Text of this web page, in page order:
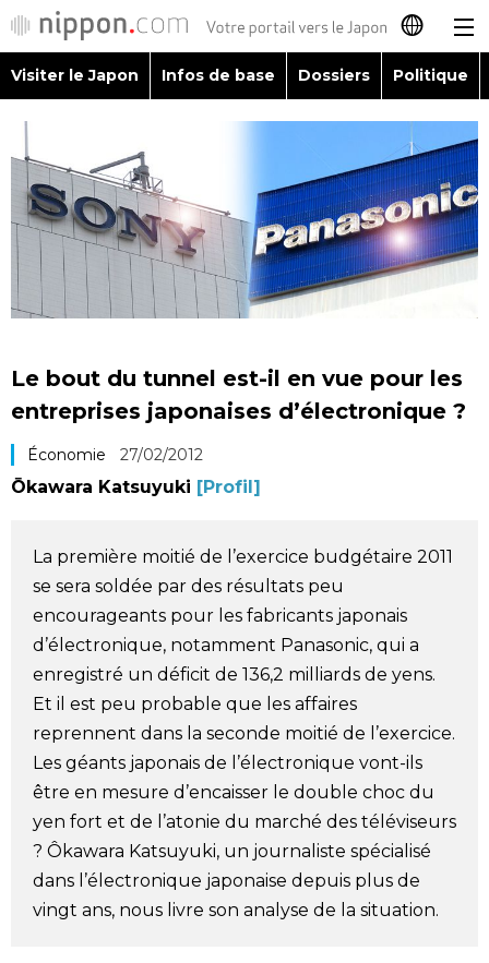
日本語
简体字
繁體字
Español
Русский
Visiter le Japon
Infos de base
Économie
Culture
Gastronomie
Le japonais
En plus
Données
Séries
official SNS
Visiter le Japon Infos de base Dossiers Politique
Le bout du tunnel est-il en vue pour les
entreprises japonaises d’électronique ?
Économie 27/02/2012
Ōkawara Katsuyuki [Profil]
La première moitié de l’exercice budgétaire 2011
se sera soldée par des résultats peu
encourageants pour les fabricants japonais
d’électronique, notamment Panasonic, qui a
enregistré un déficit de 136,2 milliards de yens.
Et il est peu probable que les affaires
reprennent dans la seconde moitié de l’exercice.
Les géants japonais de l’électronique vont-ils
être en mesure d’encaisser le double choc du
yen fort et de l’atonie du marché des téléviseurs
? Ôkawara Katsuyuki, un journaliste spécialisé
dans l’électronique japonaise depuis plus de
vingt ans, nous livre son analyse de la situation.